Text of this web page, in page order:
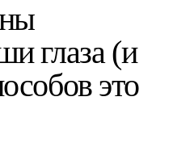
глаза (и
это